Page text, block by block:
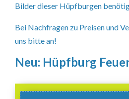
Bilder dieser Hüpfburgen
Bei Nachfragen zu Preisen und
uns bitte an!
Neu: Hüpfburg